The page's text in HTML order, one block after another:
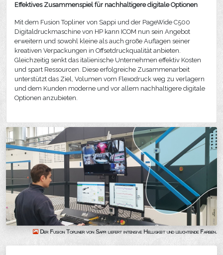
Effektives Zusammenspiel für nachhaltigere digitale Optionen
Mit dem Fusion Topliner von Sappi und der PageWide C500
Digitaldruckmaschine von HP kann ICOM nun sein Angebot
erweitern und sowohl kleine als auch große Auflagen seiner
kreativen Verpackungen in Offsetdruckqualität anbieten.
Gleichzeitig senkt das italienische Unternehmen effektiv Kosten
und spart Ressourcen. Diese erfolgreiche Zusammenarbeit
unterstützt das Ziel, Volumen vom Flexodruck weg zu verlagern
und dem Kunden moderne und vor allem nachhaltigere digitale
Optionen anzubieten.
Der Fusion Topliner von Sappi liefert intensive Helligkeit und leuchtende Farben.